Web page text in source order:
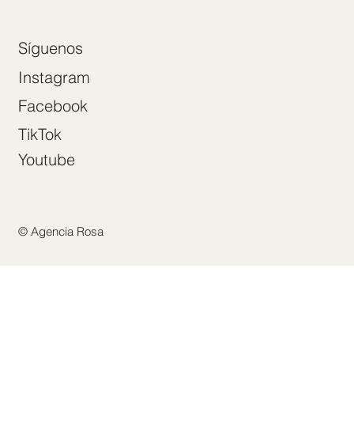
Síguenos
Instagram
Facebook
TikTok
Youtube
© Agencia Rosa